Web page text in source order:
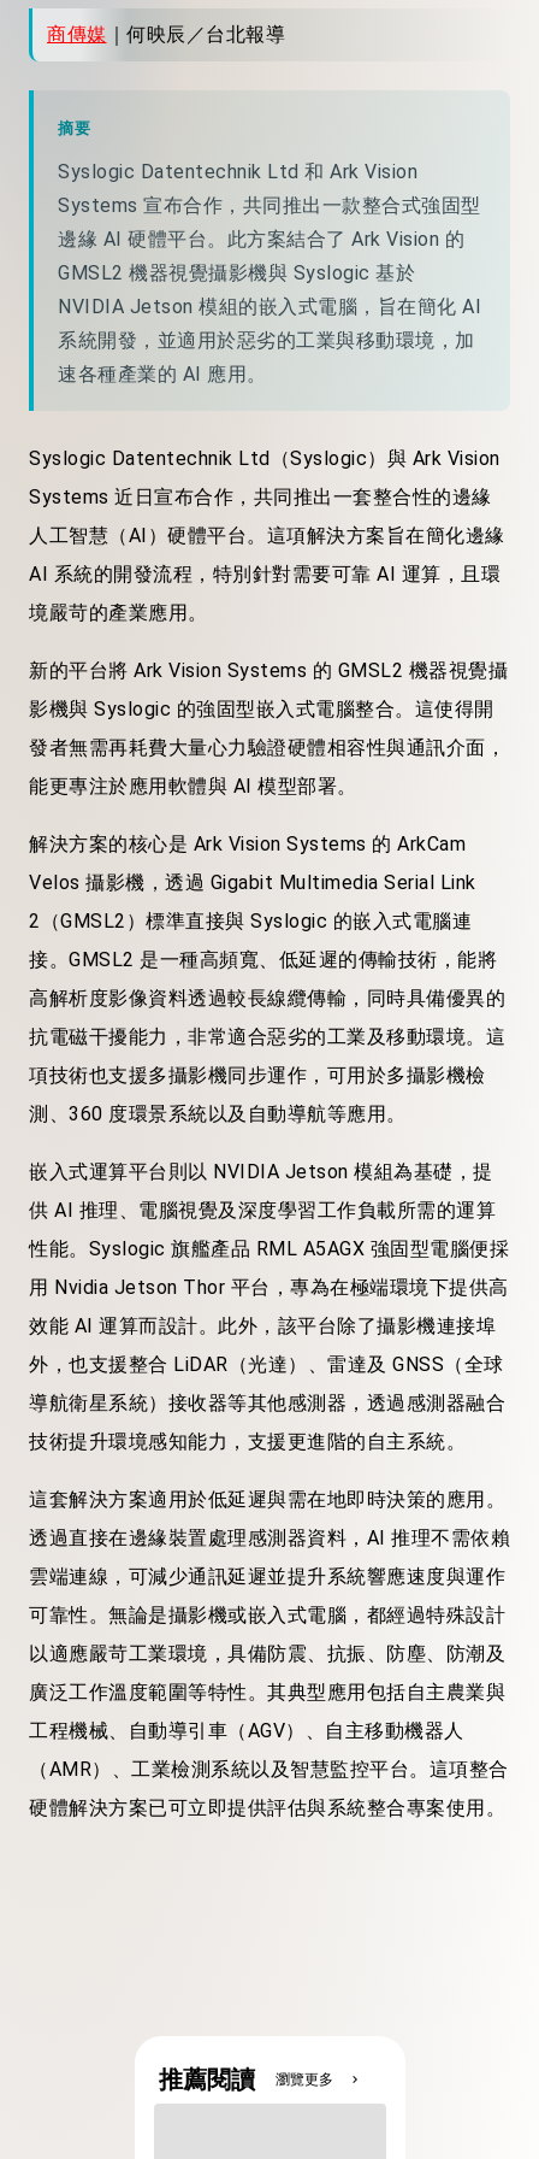
商傳媒 ｜何映辰／台北報導
摘要
Syslogic Datentechnik Ltd 和 Ark Vision
Systems 宣布合作，共同推出一款整合式強固型
邊緣 AI 硬體平台。此方案結合了 Ark Vision 的
GMSL2 機器視覺攝影機與 Syslogic 基於
NVIDIA Jetson 模組的嵌入式電腦，旨在簡化 AI
系統開發，並適用於惡劣的工業與移動環境，加
速各種產業的 AI 應用。
Syslogic Datentechnik Ltd（Syslogic）與 Ark Vision
Systems 近日宣布合作，共同推出一套整合性的邊緣
人工智慧（AI）硬體平台。這項解決方案旨在簡化邊緣
AI 系統的開發流程，特別針對需要可靠 AI 運算，且環
境嚴苛的產業應用。
新的平台將 Ark Vision Systems 的 GMSL2 機器視覺攝
影機與 Syslogic 的強固型嵌入式電腦整合。這使得開
發者無需再耗費大量心力驗證硬體相容性與通訊介面，
能更專注於應用軟體與 AI 模型部署。
解決方案的核心是 Ark Vision Systems 的 ArkCam
Velos 攝影機，透過 Gigabit Multimedia Serial Link
2（GMSL2）標準直接與 Syslogic 的嵌入式電腦連
接。GMSL2 是一種高頻寬、低延遲的傳輸技術，能將
高解析度影像資料透過較長線纜傳輸，同時具備優異的
抗電磁干擾能力，非常適合惡劣的工業及移動環境。這
項技術也支援多攝影機同步運作，可用於多攝影機檢
測、360 度環景系統以及自動導航等應用。
嵌入式運算平台則以 NVIDIA Jetson 模組為基礎，提
供 AI 推理、電腦視覺及深度學習工作負載所需的運算
性能。Syslogic 旗艦產品 RML A5AGX 強固型電腦便採
用 Nvidia Jetson Thor 平台，專為在極端環境下提供高
效能 AI 運算而設計。此外，該平台除了攝影機連接埠
外，也支援整合 LiDAR（光達）、雷達及 GNSS（全球
導航衛星系統）接收器等其他感測器，透過感測器融合
技術提升環境感知能力，支援更進階的自主系統。
這套解決方案適用於低延遲與需在地即時決策的應用。
透過直接在邊緣裝置處理感測器資料，AI 推理不需依賴
雲端連線，可減少通訊延遲並提升系統響應速度與運作
可靠性。無論是攝影機或嵌入式電腦，都經過特殊設計
以適應嚴苛工業環境，具備防震、抗振、防塵、防潮及
廣泛工作溫度範圍等特性。其典型應用包括自主農業與
工程機械、自動導引車（AGV）、自主移動機器人
（AMR）、工業檢測系統以及智慧監控平台。這項整合
硬體解決方案已可立即提供評估與系統整合專案使用。
推薦閱讀 瀏覽更多 chevron_right